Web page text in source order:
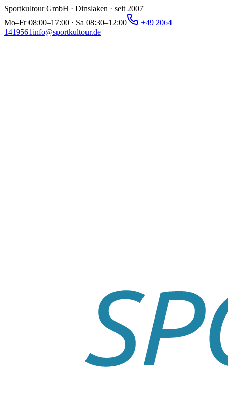
Sportkultour GmbH · Dinslaken · seit 2007
Mo–Fr 08:00–17:00 · Sa 08:30–12:00
+49 2064
1419561info@sportkultour.de